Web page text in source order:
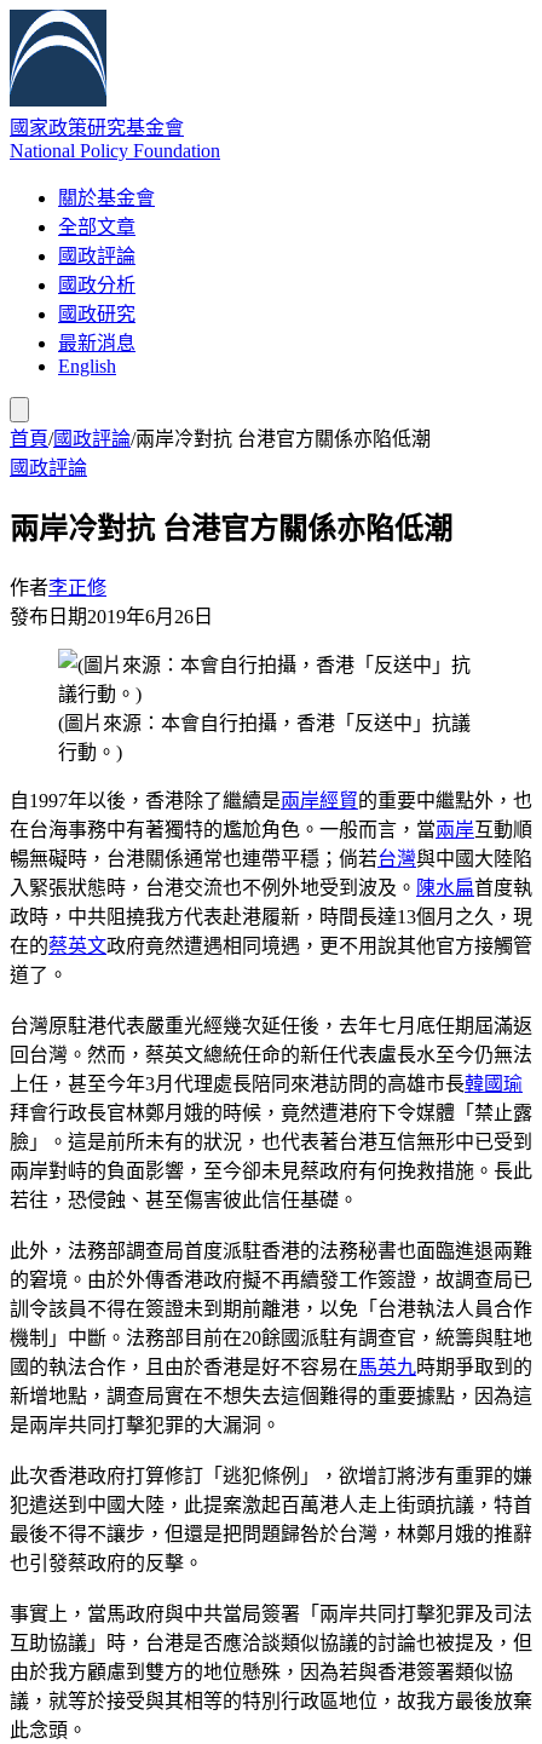
國家政策研究基金會
National Policy Foundation
關於基金會
全部文章
國政評論
國政分析
國政研究
最新消息
English
首頁/國政評論/兩岸冷對抗 台港官方關係亦陷低潮
國政評論
兩岸冷對抗 台港官方關係亦陷低潮
作者李正修
發布日期2019年6月26日
(圖片來源：本會自行拍攝，香港「反送中」抗議
行動。)
自1997年以後，香港除了繼續是兩岸經貿的重要中繼點外，也
在台海事務中有著獨特的尷尬角色。一般而言，當兩岸互動順
暢無礙時，台港關係通常也連帶平穩；倘若台灣與中國大陸陷
入緊張狀態時，台港交流也不例外地受到波及。 陳水扁首度執
政時，中共阻撓我方代表赴港履新，時間長達13個月之久，現
在的蔡英文政府竟然遭遇相同境遇，更不用說其他官方接觸管
道了。
台灣原駐港代表嚴重光經幾次延任後，去年七月底任期屆滿返
回台灣。然而，蔡英文總統任命的新任代表盧長水至今仍無法
上任，甚至今年3月代理處長陪同來港訪問的高雄市長韓國瑜
拜會行政長官林鄭月娥的時候，竟然遭港府下令媒體「禁止露
臉」。這是前所未有的狀況，也代表著台港互信無形中已受到
兩岸對峙的負面影響，至今卻未見蔡政府有何挽救措施。長此
若往，恐侵蝕、甚至傷害彼此信任基礎。
此外，法務部調查局首度派駐香港的法務秘書也面臨進退兩難
的窘境。由於外傳香港政府擬不再續發工作簽證，故調查局已
訓令該員不得在簽證未到期前離港，以免「台港執法人員合作
機制」中斷。法務部目前在20餘國派駐有調查官，統籌與駐地
國的執法合作，且由於香港是好不容易在馬英九時期爭取到的
新增地點，調查局實在不想失去這個難得的重要據點，因為這
是兩岸共同打擊犯罪的大漏洞。
此次香港政府打算修訂「逃犯條例」，欲增訂將涉有重罪的嫌
犯遣送到中國大陸，此提案激起百萬港人走上街頭抗議，特首
最後不得不讓步，但還是把問題歸咎於台灣，林鄭月娥的推辭
也引發蔡政府的反擊。
事實上，當馬政府與中共當局簽署「兩岸共同打擊犯罪及司法
互助協議」時，台港是否應洽談類似協議的討論也被提及，但
由於我方顧慮到雙方的地位懸殊，因為若與香港簽署類似協
議，就等於接受與其相等的特別行政區地位，故我方最後放棄
此念頭。